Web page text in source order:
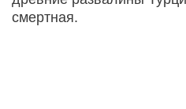
смертная.